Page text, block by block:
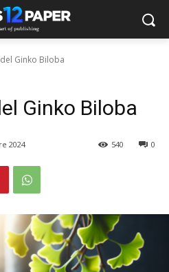
Ginko Biloba
Ginko Biloba
2024 0
540